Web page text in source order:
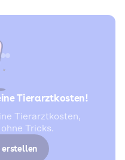
Tierarztkosten!
Tierarztkosten,
Tricks.
erstellen